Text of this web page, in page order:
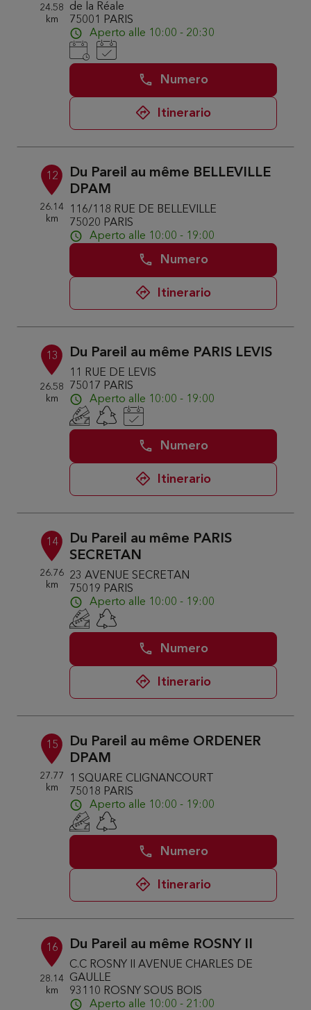
24.58
km
de la Réale
75001 PARIS
Aperto alle 10:00 - 20:30
Numero
Itinerario
12
26.14
km
Du Pareil au même BELLEVILLE
DPAM
116/118 RUE DE BELLEVILLE
75020 PARIS
Aperto alle 10:00 - 19:00
Numero
Itinerario
13
26.58
km
Du Pareil au même PARIS LEVIS
11 RUE DE LEVIS
75017 PARIS
Aperto alle 10:00 - 19:00
Numero
Itinerario
14
26.76
km
Du Pareil au même PARIS
SECRETAN
23 AVENUE SECRETAN
75019 PARIS
Aperto alle 10:00 - 19:00
Numero
Itinerario
15
27.77
km
Du Pareil au même ORDENER
DPAM
1 SQUARE CLIGNANCOURT
75018 PARIS
Aperto alle 10:00 - 19:00
Numero
Itinerario
16
28.14
km
Du Pareil au même ROSNY II
C.C ROSNY II AVENUE CHARLES DE
GAULLE
93110 ROSNY SOUS BOIS
Aperto alle 10:00 - 21:00